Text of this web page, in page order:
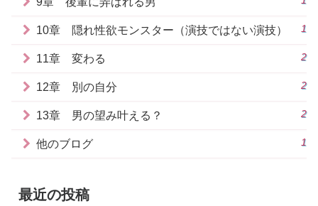
10章 隠れ性欲モンスター（演技ではない演技） 1
11章 変わる 2
12章 別の自分 2
13章 男の望み叶える？ 2
他のブログ 1
最近の投稿